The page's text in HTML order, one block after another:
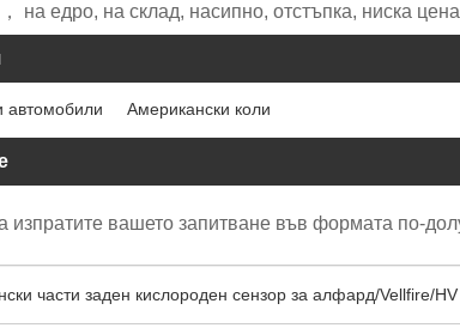
на едро, на склад, насипно, отстъпка, ниска
автомобили Американски коли
изпратите вашето запитване във формата по-